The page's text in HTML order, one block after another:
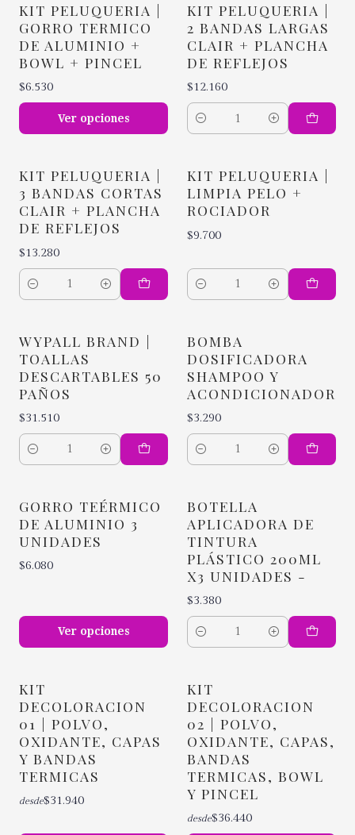
KIT PELUQUERIA |
GORRO TERMICO
DE ALUMINIO +
BOWL + PINCEL
$6.530
Ver opciones
KIT PELUQUERIA |
2 BANDAS LARGAS
CLAIR + PLANCHA
DE REFLEJOS
$12.160
Cantidad
KIT PELUQUERIA |
3 BANDAS CORTAS
CLAIR + PLANCHA
DE REFLEJOS
$13.280
Cantidad
KIT PELUQUERIA |
LIMPIA PELO +
ROCIADOR
$9.700
Cantidad
WYPALL BRAND |
TOALLAS
DESCARTABLES 50
PAÑOS
$31.510
Cantidad
BOMBA
DOSIFICADORA
SHAMPOO Y
ACONDICIONADOR
$3.290
Cantidad
GORRO TEÉRMICO
DE ALUMINIO 3
UNIDADES
$6.080
Ver opciones
BOTELLA
APLICADORA DE
TINTURA
PLÁSTICO 200ML
X3 UNIDADES -
$3.380
Cantidad
KIT
DECOLORACION
01 | POLVO,
OXIDANTE, CAPAS
Y BANDAS
TERMICAS
desde$31.940
KIT
DECOLORACION
02 | POLVO,
OXIDANTE, CAPAS,
BANDAS
TERMICAS, BOWL
Y PINCEL
desde$36.440